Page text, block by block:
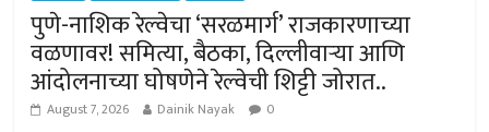
पुणे-नाशिक रेल्वेचा ‘सरळमार्ग’ राजकारणाच्या
वळणावर! समित्या, बैठका, दिल्लीवार्‍या आणि
आंदोलनाच्या घोषणेने रेल्वेची शिट्टी जोरात..
August 7, 2026 Dainik Nayak 0